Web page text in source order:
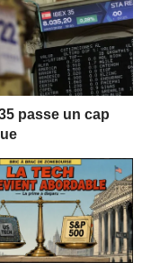
passe un cap